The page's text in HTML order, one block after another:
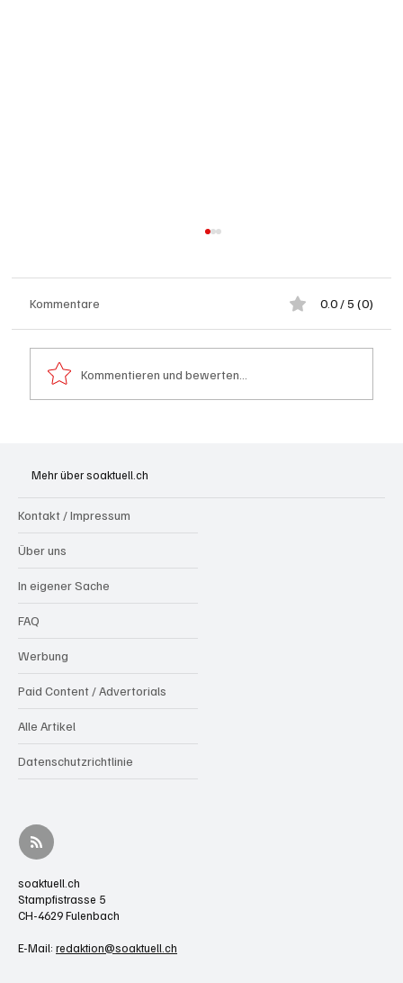
Kommentare 0.0 / 5 (0)
Kommentieren und bewerten...
Mehr über soaktuell.ch
Kontakt / Impressum
Über uns
In eigener Sache
FAQ
Werbung
Paid Content / Advertorials
Alle Artikel
Datenschutzrichtlinie
soaktuell.ch
Stampfistrasse 5
CH-4629 Fulenbach
E-Mail: redaktion@soaktuell.ch